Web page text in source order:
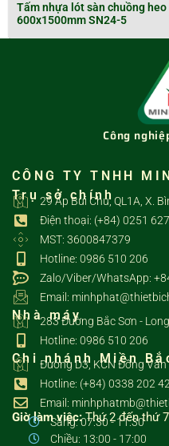
Tấm nhựa lót sàn chuồng heo
600x1500mm SN24-5
Công
CÔNG TY TNHH
Trụ sở chính
29 Ấp Bùi Chu, QL1A, X.
Điện thoại: (+84) 0251
MST: 3600847379
Hotline: 0986 510 206
Zalo/Viber/WhatsApp:
Email:
Nhà máy
283 Đường Bắc Sơn -
Hotline: 0986 510 206
Chi nhánh Miền
Đường D3, KCN Đồng Văn
Hotline: (+84) 0338 202
Email:
Giờ làm việc:Thứ 2 đến thứ 7
Sáng: 07:30 - 11:30
Chiều: 13:00 - 17:00